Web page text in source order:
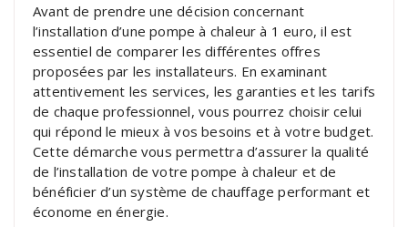
Avant de prendre une décision concernant
l’installation d’une pompe à chaleur à 1 euro, il est
essentiel de comparer les différentes offres
proposées par les installateurs. En examinant
attentivement les services, les garanties et les tarifs
de chaque professionnel, vous pourrez choisir celui
qui répond le mieux à vos besoins et à votre budget.
Cette démarche vous permettra d’assurer la qualité
de l’installation de votre pompe à chaleur et de
bénéficier d’un système de chauffage performant et
économe en énergie.